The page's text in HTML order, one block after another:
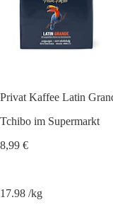
Privat Kaffee Latin
Tchibo im Supermarkt
8,99 €
17.98 /kg